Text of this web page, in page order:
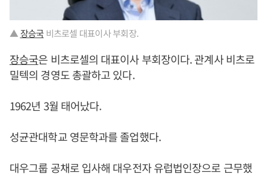
▲ 장승국 비츠로셀 대표이사 부회장.
장승국은 비츠로셀의 대표이사 부회장이다. 관계사 비츠로
밀텍의 경영도 총괄하고 있다.
1962년 3월 태어났다.
성균관대학교 영문학과를 졸업했다.
대우그룹 공채로 입사해 대우전자 유럽법인장으로 근무했